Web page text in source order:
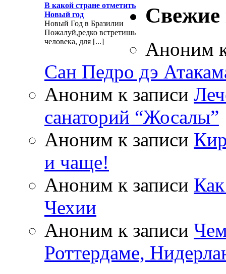
В какой стране отметить
Новый год
Новый Год в Бразилии
Пожалуй,редко встретишь
человека, для [...]
Свежие
Аноним
Сан Педро дэ
Аноним к записи
санаторий “Жосалы”
Аноним к записи
и чаще!
Аноним к записи
Чехии
Аноним к записи
Роттердаме,